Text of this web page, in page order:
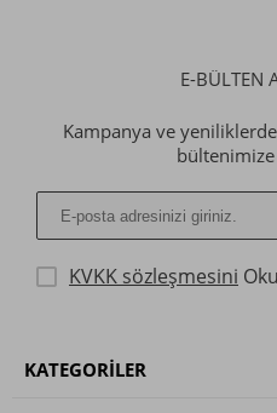
E-BÜLTEN
Kampanya ve
bültenimize
KVKK sözleşmesini
KATEGORILER